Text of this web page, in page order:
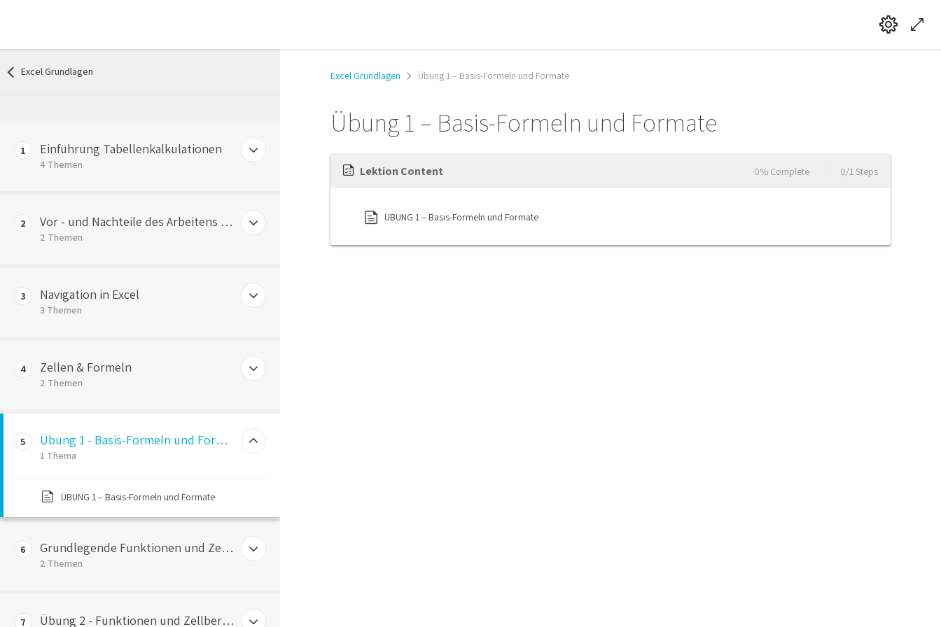
Excel Grundlagen
1 Einführung Tabellenkalkulationen
4 Themen
Bsp: Materialbedarfsrechnung
Bsp: Betriebsabrechnungsbogen
2 Vor - und Nachteile des Arbeitens mit Excel
2 Themen
Nachteile der Arbeit mit Excel
3 Navigation in Excel
3 Themen
Navigation innerhalb der Arbeitsmappe
4 Zellen & Formeln
2 Themen
Grundlegende Rechenoperationen
5 Übung 1 - Basis-Formeln und Formate
1 Thema
ÜBUNG 1 – Basis-Formeln und Formate
6 Grundlegende Funktionen und Zellbereiche
2 Themen
7
Übung 2 - Funktionen und Zellbereiche
Excel Grundlagen Übung 1 – Basis-Formeln und Formate
Übung 1 – Basis-Formeln und Formate
Lektion Content 0% Complete 0/1 Steps
ÜBUNG 1 – Basis-Formeln und Formate